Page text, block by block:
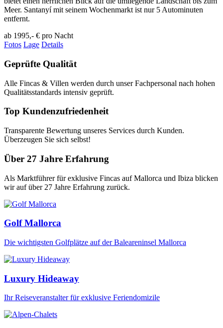
Meer. Santanyí mit seinem Wochenmarkt ist nur 5 Autominuten
entfernt.
ab 1995,- € pro Nacht
Fotos Lage Details
Geprüfte Qualität
Alle Fincas & Villen werden durch unser Fachpersonal nach hohen
Qualitätsstandards intensiv geprüft.
Top Kundenzufriedenheit
Transparente Bewertung unseres Services durch Kunden.
Überzeugen Sie sich selbst!
Über 27 Jahre Erfahrung
Als Marktführer für exklusive Fincas auf Mallorca und Ibiza blicken
wir auf über 27 Jahre Erfahrung zurück.
Golf Mallorca
Die wichtigsten Golfplätze auf der Baleareninsel Mallorca
Luxury Hideaway
Ihr Reiseveranstalter für exklusive Feriendomizile